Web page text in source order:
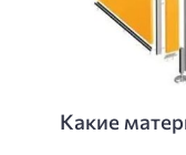
Какие